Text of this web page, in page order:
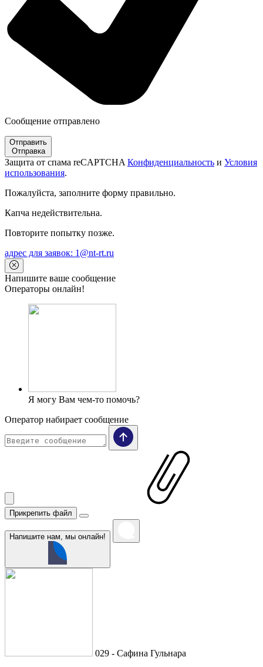
Сообщение отправлено
Отправить
Отправка
Защита от спама reCAPTCHA Конфиденциальность и Условия
использования.
Пожалуйста, заполните форму правильно.
Капча недействительна.
Повторите попытку позже.
адрес для заявок: 1@nt-rt.ru
Напишите ваше сообщение
Операторы онлайн!
Я могу Вам чем-то помочь?
Оператор набирает сообщение
Прикрепить файл
Напишите нам, мы онлайн!
029 - Сафина Гульнара